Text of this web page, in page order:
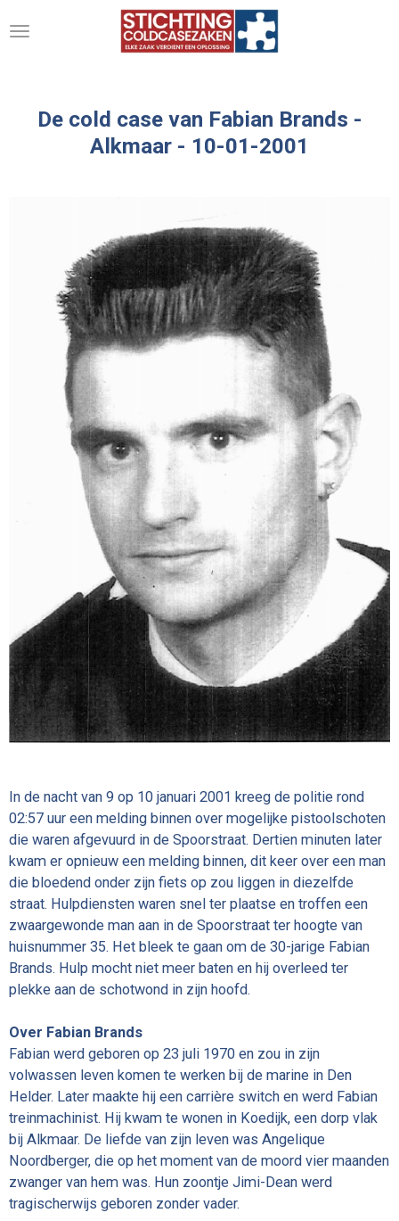
direct
De cold case van Fabian Brands -
Alkmaar - 10-01-2001
In de nacht van 9 op 10 januari 2001 kreeg de politie rond
02:57 uur een melding binnen over mogelijke pistoolschoten
die waren afgevuurd in de Spoorstraat. Dertien minuten later
kwam er opnieuw een melding binnen, dit keer over een man
die bloedend onder zijn fiets op zou liggen in diezelfde
straat. Hulpdiensten waren snel ter plaatse en troffen een
zwaargewonde man aan in de Spoorstraat ter hoogte van
huisnummer 35. Het bleek te gaan om de 30-jarige Fabian
Brands. Hulp mocht niet meer baten en hij overleed ter
plekke aan de schotwond in zijn hoofd.
Over Fabian Brands
Fabian werd geboren op 23 juli 1970 en zou in zijn
volwassen leven komen te werken bij de marine in Den
Helder. Later maakte hij een carrière switch en werd Fabian
treinmachinist. Hij kwam te wonen in Koedijk, een dorp vlak
bij Alkmaar. De liefde van zijn leven was Angelique
Noordberger, die op het moment van de moord vier maanden
zwanger van hem was. Hun zoontje Jimi-Dean werd
tragischerwijs geboren zonder vader.